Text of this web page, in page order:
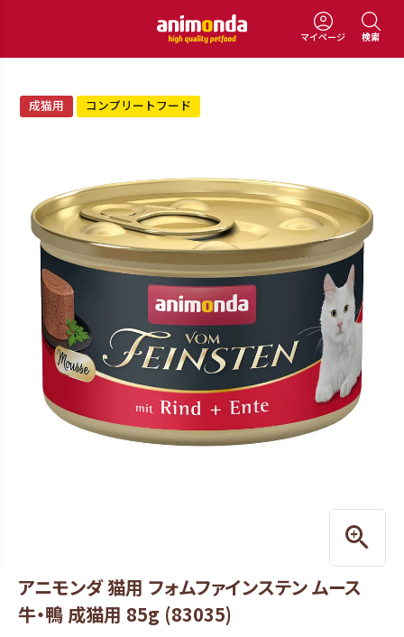
マイページ 検索
成猫用 コンプリートフード
アニモンダ 猫用 フォムファインステン ムース
牛・鴨 成猫用 85g (83035)